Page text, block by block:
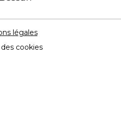
légales
cookies